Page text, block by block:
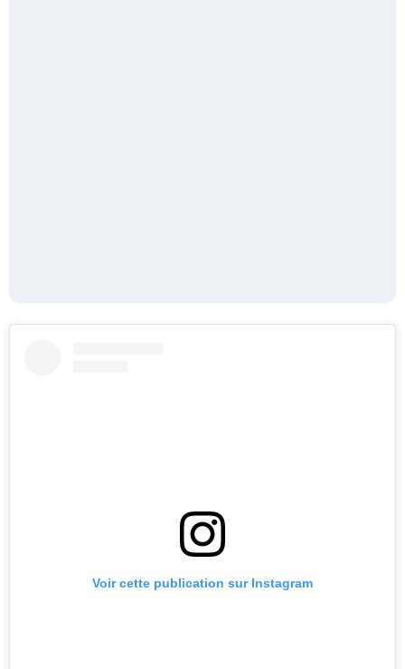
Voir cette publication sur Instagram